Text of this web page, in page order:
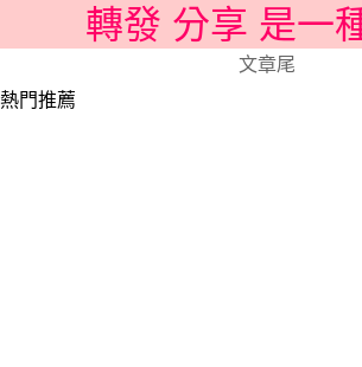
轉發 分享 是一
文章尾
熱門推薦